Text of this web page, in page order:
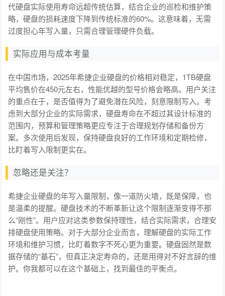
代硬盘实际使用寿命远超传统估算，结合企业的巡检和维护策
略，硬盘的损耗速度下降到传统标准的60%。这意味着，无需
过度担心年写入量，只需合理管理硬件负载。
实际应用与成本考量
在中国市场，2025年希捷企业硬盘的价格相对稳定，1TB硬盘
平均售价在450元左右，性能优越的型号价格会略高。用户关注
的重点在于，是否值得为了避免潜在风险，刻意限制写入。考
虑到大部分企业的实际需求，硬盘寿命在不超过其设计标准的
范围内，预算和管理策略更应专注于合理规划存储和备份方
案。多次使用后发现，保持硬盘良好的工作环境和定期检修，
比盯着写入限制更实在。
忽略还是关注？
希捷企业硬盘的年写入量限制，像一道防火墙，既是保障，也
是温柔的提醒。硬盘技术的不断革新让这个限制逐渐变得不那
么“刚性”。用户应对这类参数保持理性，结合实际需求，合理安
排硬盘使用策略。对于大部分企业而言，理解硬盘的实际工作
环境和维护习惯，比盯着数字不死心更为重要。硬盘固然是数
据存储的“基石”，但真正决定寿命的，还是用得对不好言辞的维
护。你我都可以在这个基础上，找到最佳的平衡点。